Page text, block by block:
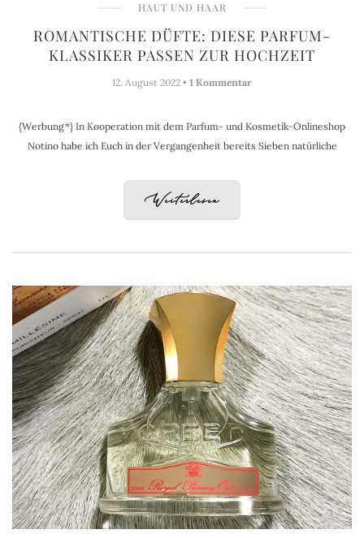
HAUT UND HAAR
ROMANTISCHE DÜFTE: DIESE PARFUM-
KLASSIKER PASSEN ZUR HOCHZEIT
12. August 2022 • 1 Kommentar
{Werbung*} In Kooperation mit dem Parfum- und Kosmetik-Onlineshop
Notino habe ich Euch in der Vergangenheit bereits Sieben natürliche
Weiterlesen